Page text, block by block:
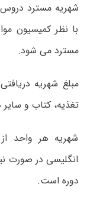
شهریه مسترد
با نظر کمیسیون
مسترد می شود.
مبلغ شهریه
تغذیه، کتاب و
شهریه هر واحد
انگلیسی در صورت
دوره است.